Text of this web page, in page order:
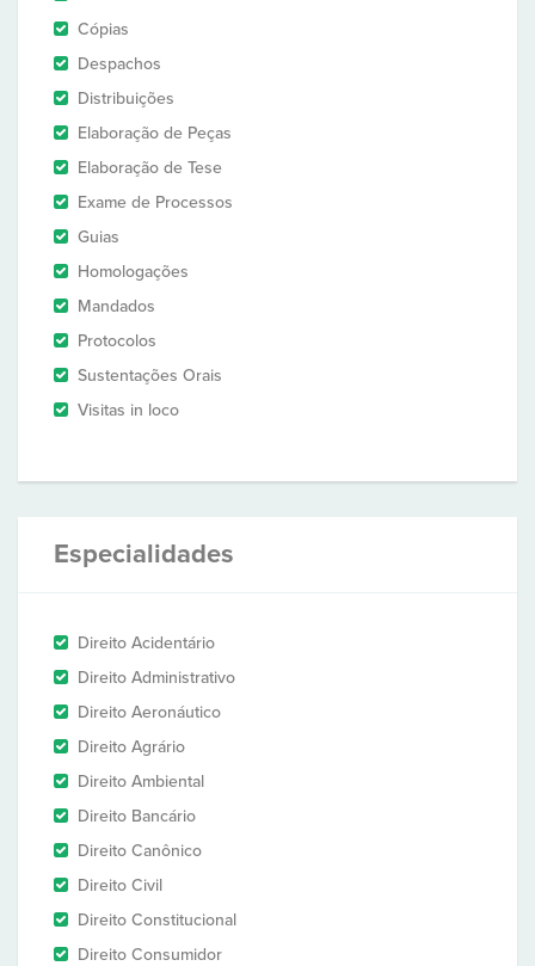
Cópias
Despachos
Distribuições
Elaboração de Peças
Elaboração de Tese
Exame de Processos
Guias
Homologações
Mandados
Protocolos
Sustentações Orais
Visitas in loco
Especialidades
Direito Acidentário
Direito Administrativo
Direito Aeronáutico
Direito Agrário
Direito Ambiental
Direito Bancário
Direito Canônico
Direito Civil
Direito Constitucional
Direito Consumidor